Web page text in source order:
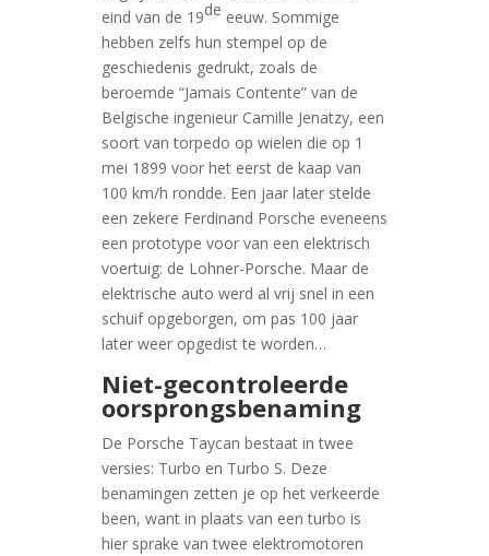
eind van de 19de eeuw. Sommige
hebben zelfs hun stempel op de
geschiedenis gedrukt, zoals de
beroemde “Jamais Contente” van de
Belgische ingenieur Camille Jenatzy, een
soort van torpedo op wielen die op 1
mei 1899 voor het eerst de kaap van
100 km/h rondde. Een jaar later stelde
een zekere Ferdinand Porsche eveneens
een prototype voor van een elektrisch
voertuig: de Lohner-Porsche. Maar de
elektrische auto werd al vrij snel in een
schuif opgeborgen, om pas 100 jaar
later weer opgedist te worden…
Niet-gecontroleerde
oorsprongsbenaming
De Porsche Taycan bestaat in twee
versies: Turbo en Turbo S. Deze
benamingen zetten je op het verkeerde
been, want in plaats van een turbo is
hier sprake van twee elektromotoren